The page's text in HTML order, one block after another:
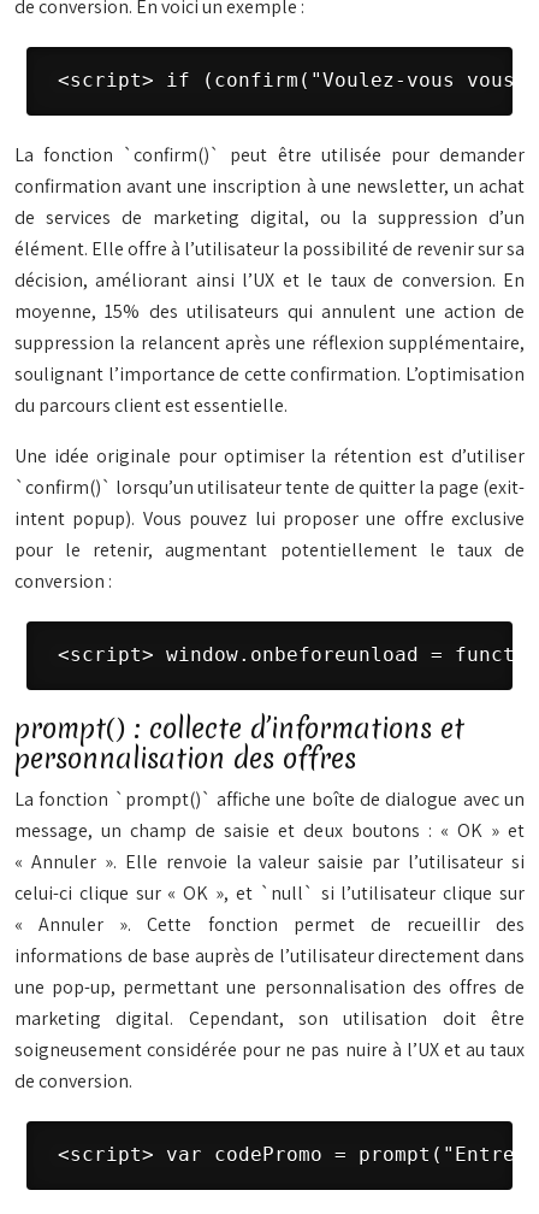
de conversion. En voici un exemple :
<script> if (confirm("Voulez-vous
La fonction `confirm()` peut être utilisée pour demander
confirmation avant une inscription à une newsletter, un achat
de services de marketing digital, ou la suppression d’un
élément. Elle offre à l’utilisateur la possibilité de revenir sur sa
décision, améliorant ainsi l’UX et le taux de conversion. En
moyenne, 15% des utilisateurs qui annulent une action de
suppression la relancent après une réflexion supplémentaire,
soulignant l’importance de cette confirmation. L’optimisation
du parcours client est essentielle.
Une idée originale pour optimiser la rétention est d’utiliser
`confirm()` lorsqu’un utilisateur tente de quitter la page (exit-
intent popup). Vous pouvez lui proposer une offre exclusive
pour le retenir, augmentant potentiellement le taux de
conversion :
<script> window.onbeforeunload =
prompt() : collecte d’informations et
personnalisation des offres
La fonction `prompt()` affiche une boîte de dialogue avec un
message, un champ de saisie et deux boutons : « OK » et
« Annuler ». Elle renvoie la valeur saisie par l’utilisateur si
celui-ci clique sur « OK », et `null` si l’utilisateur clique sur
« Annuler ». Cette fonction permet de recueillir des
informations de base auprès de l’utilisateur directement dans
une pop-up, permettant une personnalisation des offres de
marketing digital. Cependant, son utilisation doit être
soigneusement considérée pour ne pas nuire à l’UX et au taux
de conversion.
<script> var codePromo =